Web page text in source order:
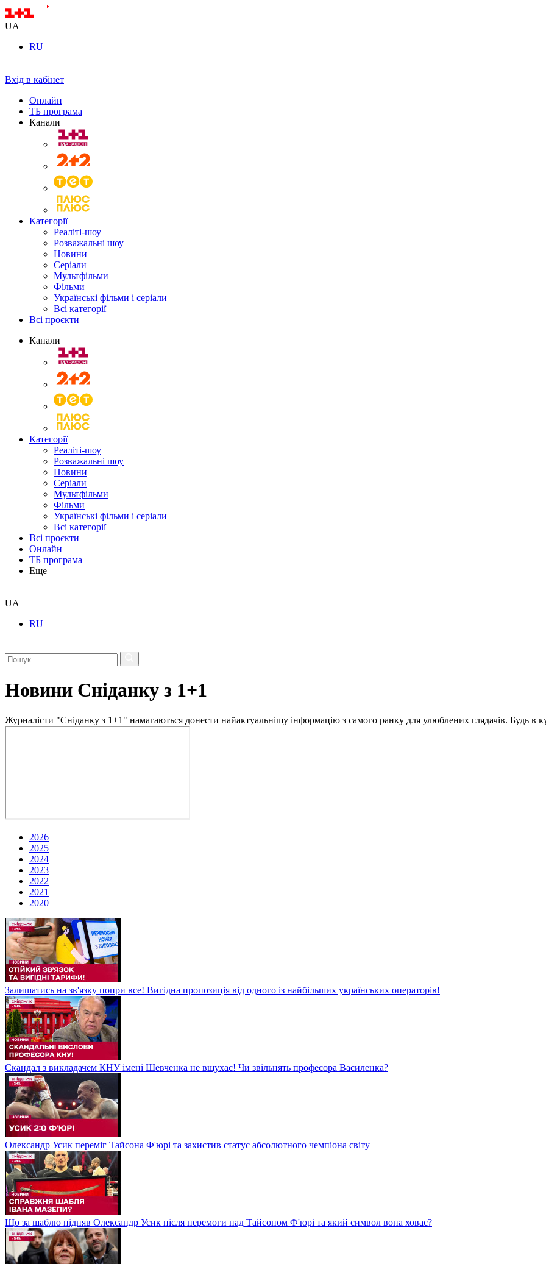
UA
RU
Вхід в кабінет
Онлайн
ТБ програма
Канали
Категорії
Реаліті-шоу
Розважальні шоу
Новини
Серіали
Мультфільми
Фільми
Українські фільми і серіали
Всі категорії
Всі проєкти
Канали
Категорії
Реаліті-шоу
Розважальні шоу
Новини
Серіали
Мультфільми
Фільми
Українські фільми і серіали
Всі категорії
Всі проєкти
Онлайн
ТБ програма
Еще
UA
RU
Новини Сніданку з 1+1
Журналісти "Сніданку з 1+1" намагаються донести найактуальнішу інформацію з самого ранку для улюблених глядачів. Будь в
2026
2025
2024
2023
2022
2021
2020
Залишатись на зв'язку попри все! Вигідна пропозиція від одного із найбільших українських операторів!
Скандал з викладачем КНУ імені Шевченка не вщухає! Чи звільнять професора Василенка?
Олександр Усик переміг Тайсона Ф'юрі та захистив статус абсолютного чемпіона світу
Що за шаблю підняв Олександр Усик після перемоги над Тайсоном Ф'юрі та який символ вона ховає?